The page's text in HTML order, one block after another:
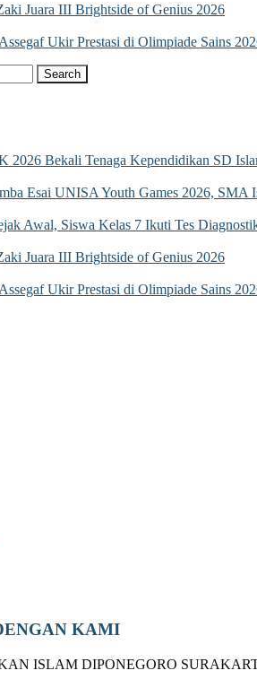
Juara III Brightside of Genius 2026
Ukir Prestasi di Olimpiade Sains
2026 Bekali Tenaga Kependidikan SD
Esai UNISA Youth Games 2026, SMA
Awal, Siswa Kelas 7 Ikuti Tes
Juara III Brightside of Genius 2026
Ukir Prestasi di Olimpiade Sains
KAMI
ISLAM DIPONEGORO